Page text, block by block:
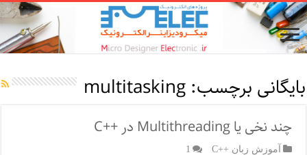
بایگانی برچسب:multitasking
چند نخی یا Multithreading در ++C
آموزش زبان ++C 1